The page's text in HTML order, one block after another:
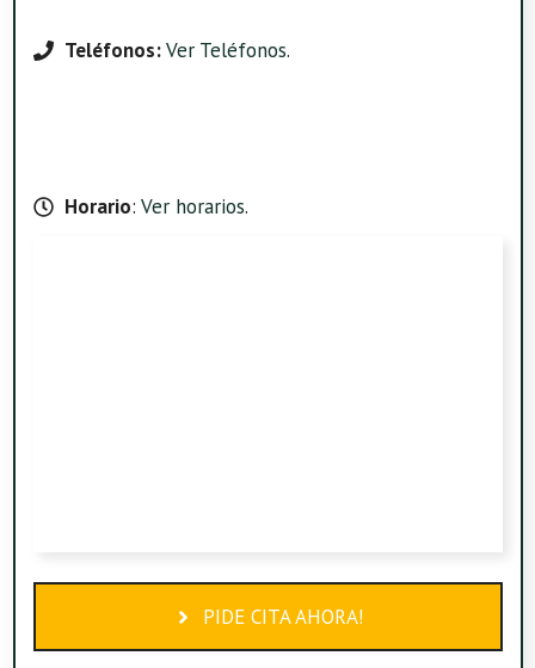
Teléfonos:Ver Teléfonos.
Horario: Ver horarios.
PIDE CITA AHORA!